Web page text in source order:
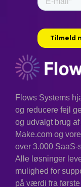
Flows Systems
og reducere fejl
og udvalgt brug
Make.com og
over 3.000 SaaS-
Alle løsninger
mulighed for
på værdi fra første